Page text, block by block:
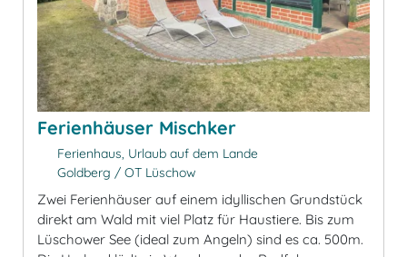
Ferienhäuser Mischker
Ferienhaus, Urlaub auf dem Lande
Goldberg / OT Lüschow
Zwei Ferienhäuser auf einem idyllischen Grundstück
direkt am Wald mit viel Platz für Haustiere. Bis zum
Lüschower See (ideal zum Angeln) sind es ca. 500m.